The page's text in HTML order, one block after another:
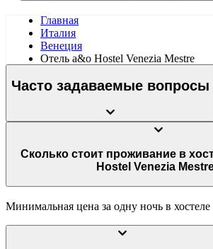
Главная
Италия
Венеция
Отель a&o Hostel Venezia Mestre
Часто задаваемые вопросы
Сколько стоит проживание в хостеле Отель a&o
Hostel Venezia
Минимальная цена за одну ночь в хостеле